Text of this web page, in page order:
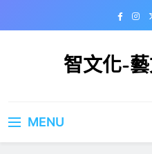
智文化-
MENU